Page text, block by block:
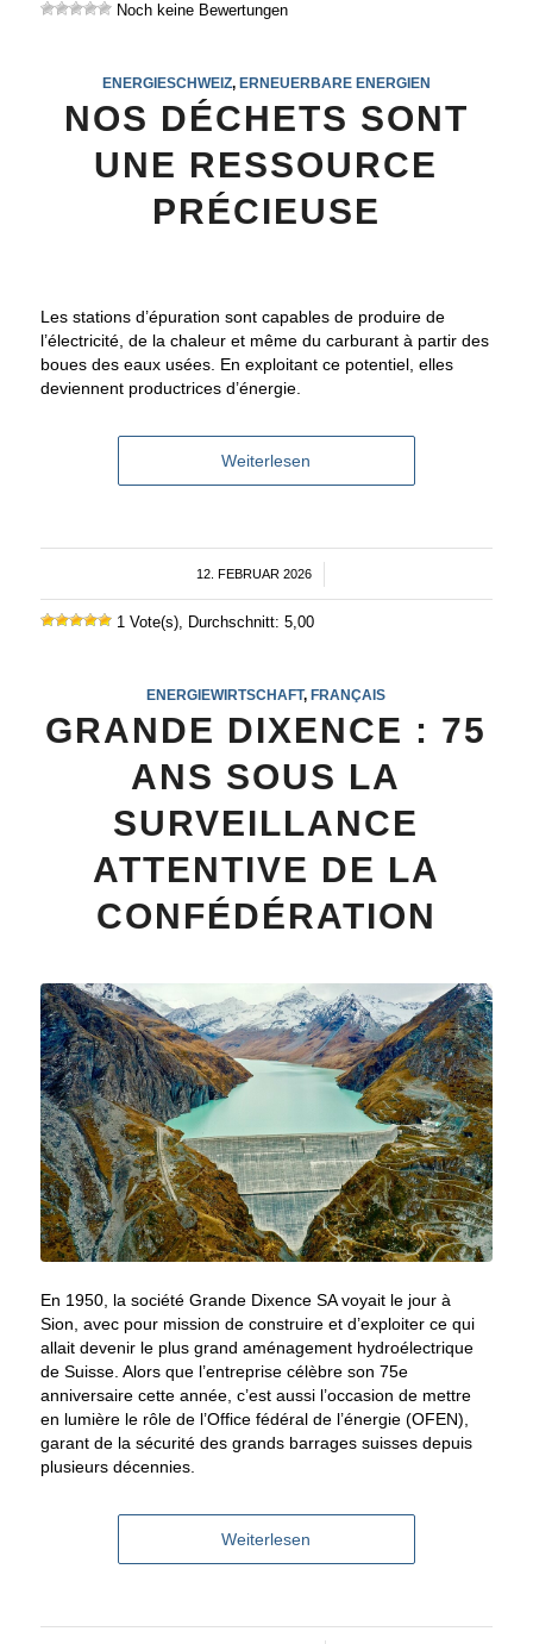
Noch keine Bewertungen
ENERGIESCHWEIZ, ERNEUERBARE ENERGIEN
NOS DÉCHETS SONT
UNE RESSOURCE
PRÉCIEUSE
Les stations d’épuration sont capables de produire de
l’électricité, de la chaleur et même du carburant à partir des
boues des eaux usées. En exploitant ce potentiel, elles
deviennent productrices d’énergie.
Weiterlesen
12. FEBRUAR 2026
/
1 Vote(s), Durchschnitt: 5,00
ENERGIEWIRTSCHAFT,FRANÇAIS
GRANDE DIXENCE : 75
ANS SOUS LA
SURVEILLANCE
ATTENTIVE DE LA
CONFÉDÉRATION
En 1950, la société Grande Dixence SA voyait le jour à
Sion, avec pour mission de construire et d’exploiter ce qui
allait devenir le plus grand aménagement hydroélectrique
de Suisse. Alors que l’entreprise célèbre son 75e
anniversaire cette année, c’est aussi l’occasion de mettre
en lumière le rôle de l’Office fédéral de l’énergie (OFEN),
garant de la sécurité des grands barrages suisses depuis
plusieurs décennies.
Weiterlesen